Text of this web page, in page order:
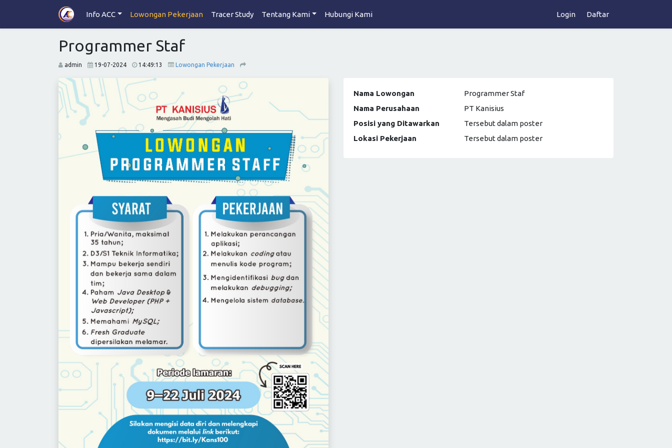
Info ACC Lowongan Pekerjaan Tracer Study Tentang Kami Hubungi Kami Login Daftar
Programmer Staf
admin 19-07-2024 14:49:13 Lowongan Pekerjaan
Nama Lowongan
Programmer Staf
Nama Perusahaan
PT Kanisius
Posisi yang Ditawarkan
Tersebut dalam poster
Lokasi Pekerjaan
Tersebut dalam poster